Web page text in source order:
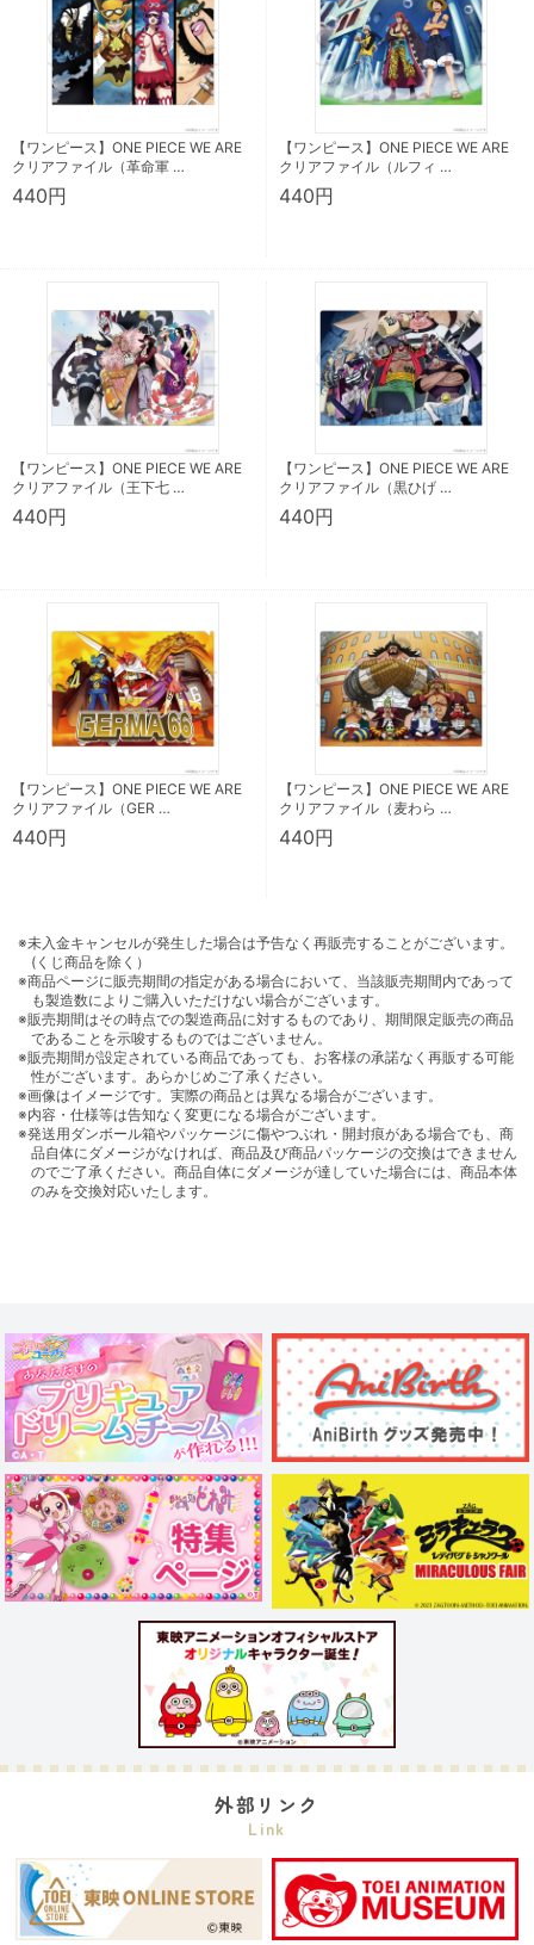
【ワンピース】ONE PIECE WE ARE
クリアファイル（革命軍 …
440円
【ワンピース】ONE PIECE WE ARE
クリアファイル（ルフィ …
440円
【ワンピース】ONE PIECE WE ARE
クリアファイル（王下七 …
440円
【ワンピース】ONE PIECE WE ARE
クリアファイル（黒ひげ …
440円
【ワンピース】ONE PIECE WE ARE
クリアファイル（GER …
440円
【ワンピース】ONE PIECE WE ARE
クリアファイル（麦わら …
440円
※未入金キャンセルが発生した場合は予告なく再販売することがございます。
(くじ商品を除く）
※商品ページに販売期間の指定がある場合において、当該販売期間内であって
も製造数によりご購入いただけない場合がございます。
※販売期間はその時点での製造商品に対するものであり、期間限定販売の商品
であることを示唆するものではございません。
※販売期間が設定されている商品であっても、お客様の承諾なく再販する可能
性がございます。あらかじめご了承ください。
※画像はイメージです。実際の商品とは異なる場合がございます。
※内容・仕様等は告知なく変更になる場合がございます。
※発送用ダンボール箱やパッケージに傷やつぶれ・開封痕がある場合でも、商
品自体にダメージがなければ、商品及び商品パッケージの交換はできません
のでご了承ください。商品自体にダメージが達していた場合には、商品本体
のみを交換対応いたします。
外部リンク
Link